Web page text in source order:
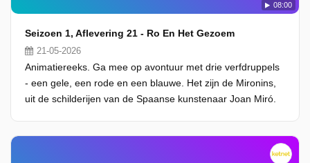
08:00
Seizoen 1, Aflevering 21 - Ro En Het Gezoem
21-05-2026
Animatiereeks. Ga mee op avontuur met drie verfdruppels
- een gele, een rode en een blauwe. Het zijn de Mironins,
uit de schilderijen van de Spaanse kunstenaar Joan Miró.